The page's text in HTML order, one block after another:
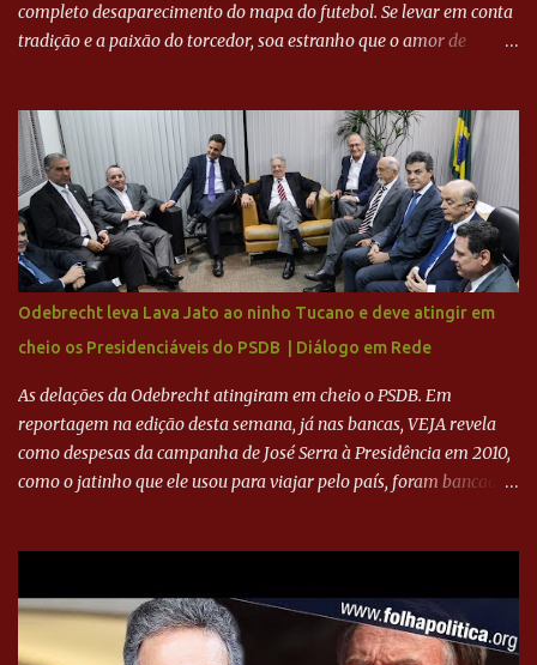
completo desaparecimento do mapa do futebol. Se levar em conta
tradição e a paixão do torcedor, soa estranho que o amor de
feito imediatamente para pagamento de dívidas emergenciais e
investimentos no departamento de futebol. O projeto apresentado
para a recuperação do Cruzeiro, o aporte financeiro inicial, com
Ronaldo sendo solidário à dívida de R$ 1 bilhão a partir de agora,
mais o peso que o ex-atacante tem no mundo do futebol, além de
sua história na Raposa, pesaram para que um dos mais icônicos
camisas 9 acertasse a compra do clube. Fonte: Itatiaia Fonte:
ADVOGADO DO CRUZEIRO NA SAF EXPLICA SITUAÇÃO DO
CRUZEIRO - RONALDO COMPROU 90% DAS AÇÕES DO CLUBE
Odebrecht leva Lava Jato ao ninho Tucano e deve atingir em
cheio os Presidenciáveis do PSDB | Diálogo em Rede
As delações da Odebrecht atingiram em cheio o PSDB. Em
reportagem na edição desta semana, já nas bancas, VEJA revela
como despesas da campanha de José Serra à Presidência em 2010,
como o jatinho que ele usou para viajar pelo país, foram bancadas
Executiva Nacional do PSDB (Valter Campanato/Agência Brasil) O
texto também põe fim a um mistério: três fontes confirmaram à
revista que o codinome “santo” que aparece em planilhas da